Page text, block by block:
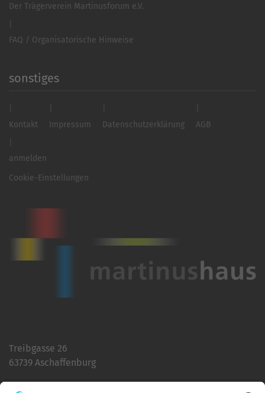
Der Trägerverein Martinusforum e.V.
FAQ / Organisatorische Hinweise
sonstiges
Kontakt Impressum Datenschutzerklärung AGB
anmelden
Cookie-Einstellungen
Treibgasse 26
63739 Aschaffenburg